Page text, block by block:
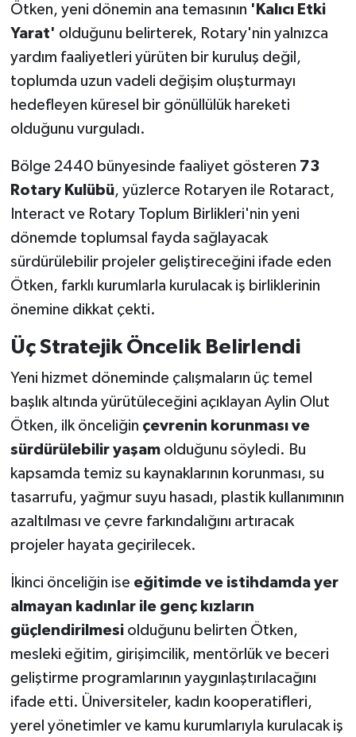
Ötken, yeni dönemin ana temasının 'Kalıcı Etki
Yarat' olduğunu belirterek, Rotary'nin yalnızca
yardım faaliyetleri yürüten bir kuruluş değil,
toplumda uzun vadeli değişim oluşturmayı
hedefleyen küresel bir gönüllülük hareketi
olduğunu vurguladı.
Bölge 2440 bünyesinde faaliyet gösteren 73
Rotary Kulübü, yüzlerce Rotaryen ile Rotaract,
Interact ve Rotary Toplum Birlikleri'nin yeni
dönemde toplumsal fayda sağlayacak
sürdürülebilir projeler geliştireceğini ifade eden
Ötken, farklı kurumlarla kurulacak iş birliklerinin
önemine dikkat çekti.
Üç Stratejik Öncelik Belirlendi
Yeni hizmet döneminde çalışmaların üç temel
başlık altında yürütüleceğini açıklayan Aylin Olut
Ötken, ilk önceliğin çevrenin korunması ve
sürdürülebilir yaşamolduğunu söyledi. Bu
kapsamda temiz su kaynaklarının korunması, su
tasarrufu, yağmur suyu hasadı, plastik kullanımının
azaltılması ve çevre farkındalığını artıracak
projeler hayata geçirilecek.
İkinci önceliğin ise eğitimde ve istihdamda yer
almayan kadınlar ile genç kızların
güçlendirilmesiolduğunu belirten Ötken,
mesleki eğitim, girişimcilik, mentörlük ve beceri
geliştirme programlarının yaygınlaştırılacağını
ifade etti. Üniversiteler, kadın kooperatifleri,
yerel yönetimler ve kamu kurumlarıyla kurulacak iş